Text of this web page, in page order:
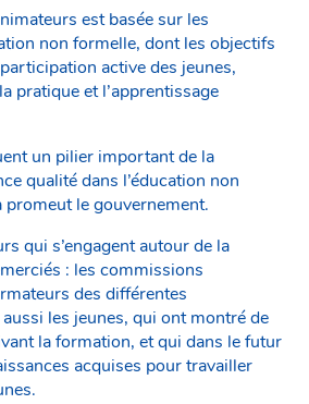
est basée sur les
non formelle, dont les objectifs
active des jeunes,
pratique et l’apprentissage
un pilier important de la
qualité dans l’éducation non
le gouvernement.
qui s’engagent autour de la
: les commissions
des différentes
les jeunes, qui ont montré de
la formation, et qui dans le futur
acquises pour travailler